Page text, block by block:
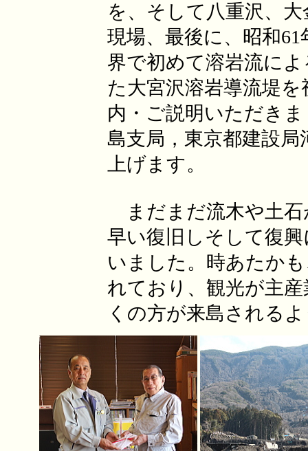
を、そして八重沢、
現場、最後に、昭和
界で初めて溶岩流に
た大宮沢溶岩導流堤
内・ご説明いただき
島支局，東京都建設
上げます。
まだまだ流木や土石
早い復旧しそして復
いました。時あたか
れており、観光が主
くの方が来島される